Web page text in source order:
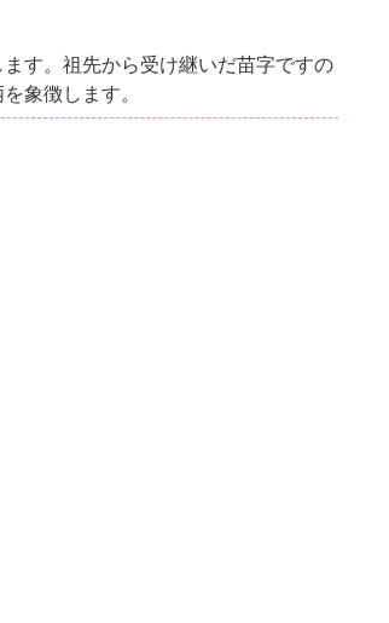
す。祖先から受け継いだ苗字ですの
象徴します。